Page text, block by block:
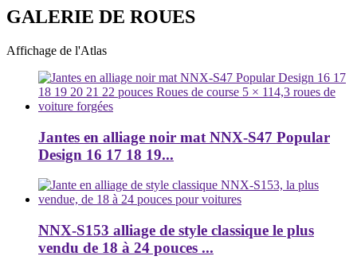
GALERIE DE ROUES
Affichage de l'Atlas
Jantes en alliage noir mat NNX-S47 Popular
Design 16 17 18 19...
NNX-S153 alliage de style classique le plus
vendu de 18 à 24 pouces ...